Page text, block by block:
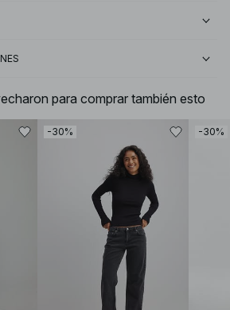
para comprar también esto
-30% -30%